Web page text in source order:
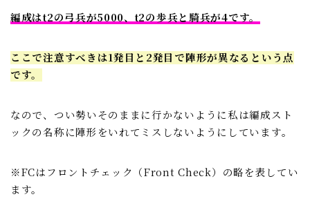
編成はt2の弓兵が5000、t2の歩兵と騎兵が4です。
ここで注意すべきは1発目と2発目で陣形が異なるという点
です。
なので、つい勢いそのままに行かないように私は編成スト
ックの名称に陣形をいれてミスしないようにしています。
※FCはフロントチェック（Front Check）の略を表してい
ます。